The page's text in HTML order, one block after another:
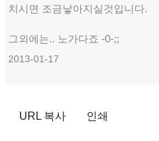
치시면 조금낳아지실것입니다.
그외에는.. 노가다죠 -0-;;
2013-01-17
URL 복사 인쇄